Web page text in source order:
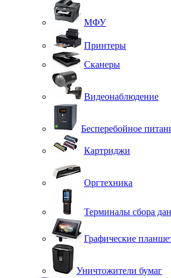
МФУ
Принтеры
Сканеры
Видеонаблюдение
Бесперебойное
Картриджи
Оргтехника
Терминалы сбора
Графические
Уничтожители бумаг